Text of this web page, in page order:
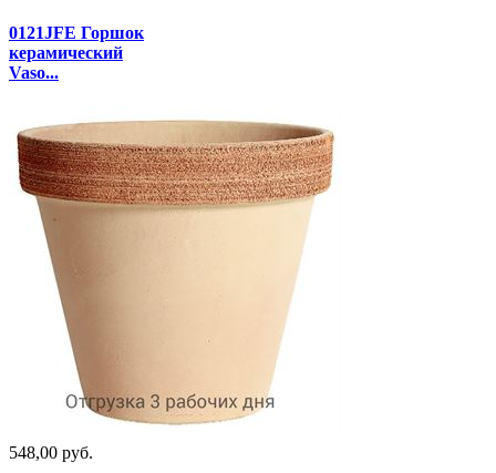
0121JFE Горшок
керамический
Vaso...
548,00 руб.